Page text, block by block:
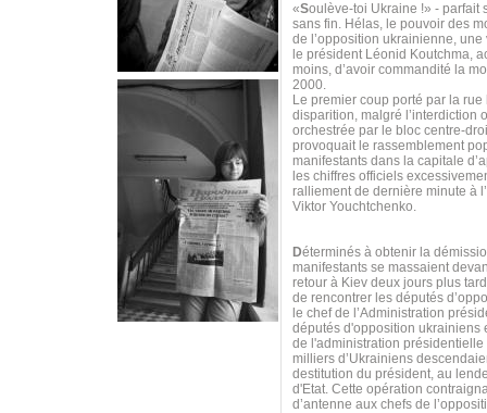
«Soulève-toi Ukraine !» - parfait
sans fin. Hélas, le pouvoir des
de l’opposition ukrainienne,
le président Léonid Koutchma,
moins, d’avoir commandité la
2000.
Le premier coup porté par la
disparition, malgré l’interdiction
orchestrée par le bloc centre-
provoquait le rassemblement
manifestants dans la capitale
les chiffres officiels
ralliement de dernière minute à
Viktor Youchtchenko.
Déterminés à obtenir la
manifestants se massaient
retour à Kiev deux jours plus
de rencontrer les députés
le chef de l’Administration
députés d'opposition ukrainiens
de l'administration
milliers d’Ukrainiens
destitution du président, au
d'Etat. Cette opération
d’antenne aux chefs de